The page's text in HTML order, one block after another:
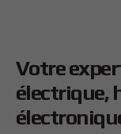
Votre
électrique,